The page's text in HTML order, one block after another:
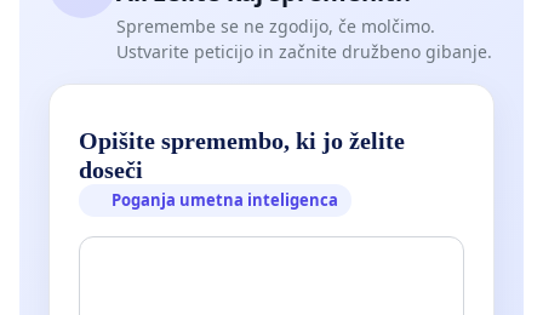
Spremembe se ne zgodijo, če molčimo.
Ustvarite peticijo in začnite družbeno gibanje.
Opišite spremembo, ki jo želite
doseči
Poganja umetna inteligenca